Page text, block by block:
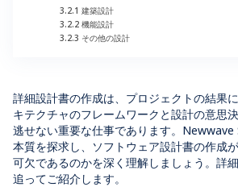
詳細設計書の作成は、プロジェクトの結果
キテクチャのフレームワークと設計の意思
逃せない重要な仕事であります。
本質を探求し、ソフトウェア設計書の作成
可欠であるのかを深く理解しましょう。詳
追ってご紹介します。
3.2.1 建築設計
3.2.2 機能設計
3.2.3 その他の設計